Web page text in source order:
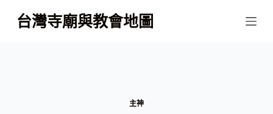
跳
至
台灣寺廟與教會地圖
主神